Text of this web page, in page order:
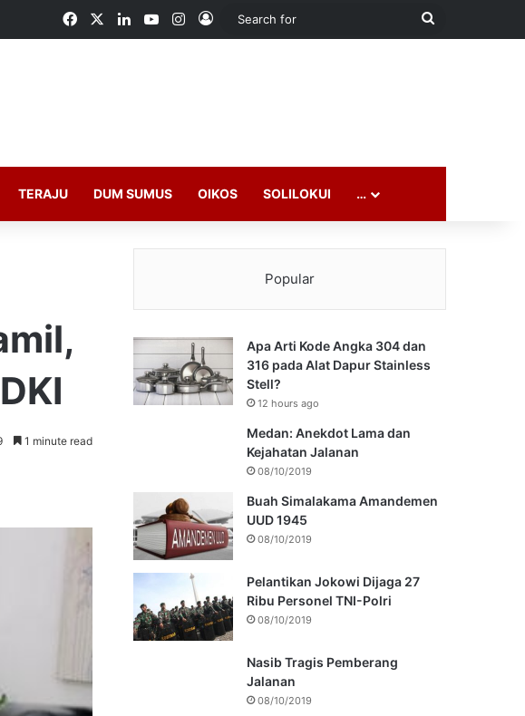
FacebookLinkedInYouTubeInstagram
Log In
Search
TERAJU DUM SUMUS OIKOS SOLILOKUI …
1 minute read
Popular
Apa Arti Kode Angka 304 dan
316 pada Alat Dapur Stainless
Stell?
12 hours ago
Medan: Anekdot Lama dan
Kejahatan Jalanan
08/10/2019
Buah Simalakama Amandemen
UUD 1945
08/10/2019
Pelantikan Jokowi Dijaga 27
Ribu Personel TNI-Polri
08/10/2019
Nasib Tragis Pemberang
Jalanan
08/10/2019